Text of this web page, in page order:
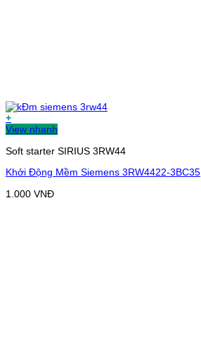
+
View nhanh
Soft starter SIRIUS 3RW44
Khởi Động Mềm Siemens 3RW4422-3BC35
1.000 VNĐ